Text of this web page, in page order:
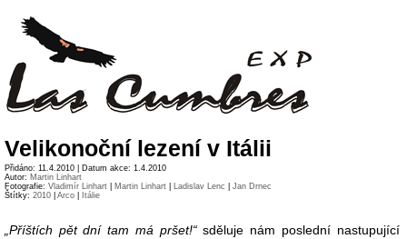
Velikonoční lezení v Itálii
Přidáno: 11.4.2010 | Datum akce: 1.4.2010
Autor: Martin Linhart
Fotografie: Vladimír Linhart Martin Linhart Ladislav Lenc
Jan Drnec
Štítky: 2010 Arco Itálie
„Příštích pět dní tam má pršet!“sděluje nám poslední nastupující